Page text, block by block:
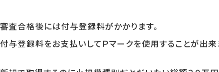
審査合格後には付与登録料がかかります。
付与登録料をお支払いしてＰマークを使用することが出来